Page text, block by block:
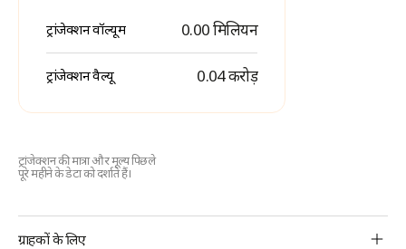
ट्रांजेक्शन वॉल्यूम 0.00 मिलियन
ट्रांजेक्शन वैल्यू ₹ 0.04 करोड़
ट्रांजेक्शन की मात्रा और मूल्य पिछले
पूरे महीने के डेटा को दर्शाते हैं।
Footer
ग्राहकों के लिए